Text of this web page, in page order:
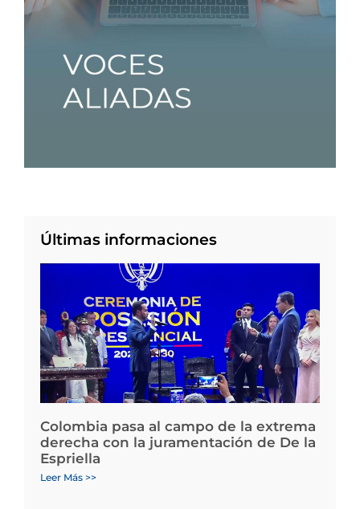
Últimas informaciones
Colombia pasa al campo de la extrema
derecha con la juramentación de De la
Espriella
Leer Más >>